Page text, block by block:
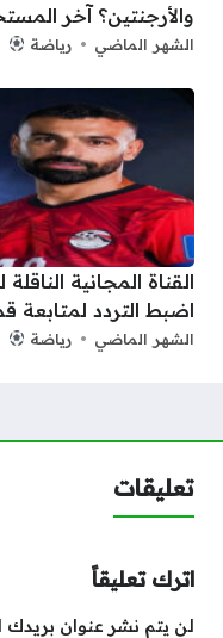
والأرجنتين؟ آخر
الشهر الماضي رياضة
القناة المجانية
اضبط التردد لمتابعة
الشهر الماضي رياضة
تعليقات
اترك تعليقاً
لن يتم نشر عنوان بريدك